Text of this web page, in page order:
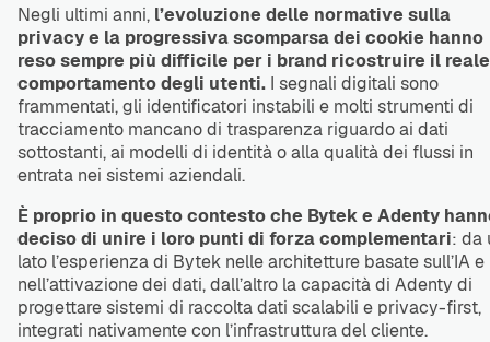
Negli ultimi anni, l’evoluzione delle normative sulla
privacy e la progressiva scomparsa dei cookie hanno
reso sempre più difficile per i brand ricostruire il reale
comportamento degli utenti. I segnali digitali sono
frammentati, gli identificatori instabili e molti strumenti di
tracciamento mancano di trasparenza riguardo ai dati
sottostanti, ai modelli di identità o alla qualità dei flussi in
entrata nei sistemi aziendali.
È proprio in questo contesto che Bytek e Adenty
deciso di unire i loro punti di forza complementari: da
lato l’esperienza di Bytek nelle architetture basate sull’IA e
nell’attivazione dei dati, dall’altro la capacità di Adenty di
progettare sistemi di raccolta dati scalabili e privacy-first,
integrati nativamente con l’infrastruttura del cliente.